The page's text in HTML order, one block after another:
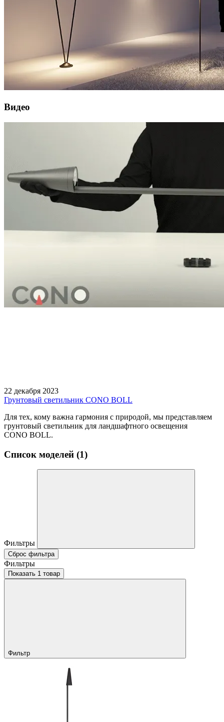
Видео
22 декабря 2023
Грунтовый светильник CONO BOLL
Для тех, кому важна гармония с природой, мы представляем
грунтовый светильник для ландшафтного освещения
CONO BOLL.
Список моделей (1)
Фильтры
Сброс фильтра
Фильтры
Показать 1 товар
Фильтр